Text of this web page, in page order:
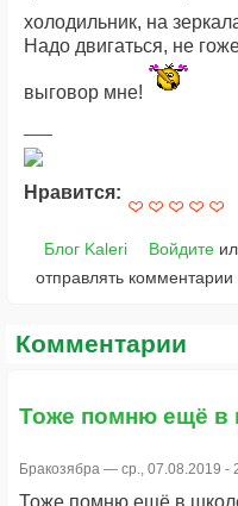
холодильник, на
Надо двигаться, не
выговор мне!
Нравится:
Блог Kaleri Войдите
отправлять комментарии
Комментарии
Тоже помню ещё в
Бракозябра — ср., 07.08.2019 -